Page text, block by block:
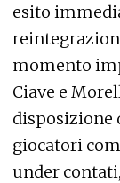
esito
momento
Ciave e
disposizione
giocatori
under